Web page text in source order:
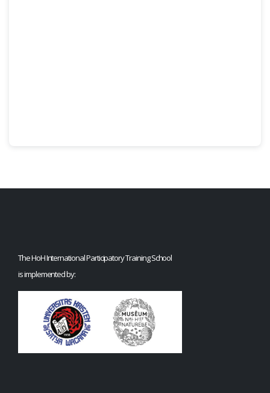
The HoH International Participatory Training School
is implemented by: